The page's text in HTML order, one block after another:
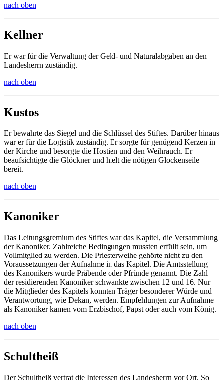
nach oben
Kellner
Er war für die Verwaltung der Geld- und Naturalabgaben an den
Landesherrn zuständig.
nach oben
Kustos
Er bewahrte das Siegel und die Schlüssel des Stiftes. Darüber hinaus
war er für die Logistik zuständig. Er sorgte für genügend Kerzen in
der Kirche und besorgte die Hostien und den Weihrauch. Er
beaufsichtigte die Glöckner und hielt die nötigen Glockenseile
bereit.
nach oben
Kanoniker
Das Leitungsgremium des Stiftes war das Kapitel, die Versammlung
der Kanoniker. Zahlreiche Bedingungen mussten erfüllt sein, um
Vollmitglied zu werden. Die Priesterweihe gehörte nicht zu den
Voraussetzungen der Aufnahme in das Kapitel. Die Amtsstellung
des Kanonikers wurde Präbende oder Pfründe genannt. Die Zahl
der residierenden Kanoniker schwankte zwischen 12 und 16. Nur
die Mitglieder des Kapitels konnten Träger besonderer Würde und
Verantwortung, wie Dekan, werden. Empfehlungen zur Aufnahme
als Kanoniker kamen vom Erzbischof, Papst oder auch vom König.
nach oben
Schultheiß
Der Schultheiß vertrat die Interessen des Landesherrn vor Ort. So